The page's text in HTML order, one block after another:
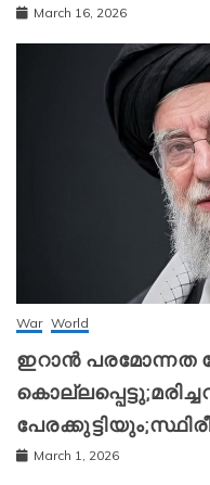
March 16, 2026
War World
ഇറാന്‍ പരമോന്നത
March 1, 2026